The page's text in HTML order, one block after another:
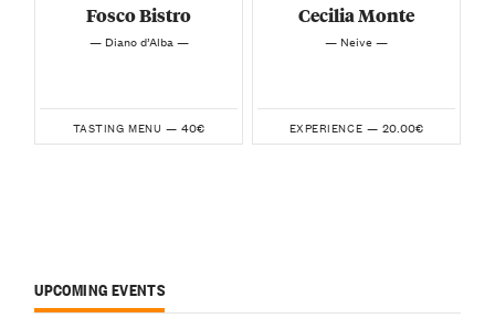
Fosco Bistro
— Diano d’Alba —
TASTING MENU — 40€
Cecilia Monte
— Neive —
EXPERIENCE — 20.00€
UPCOMING EVENTS